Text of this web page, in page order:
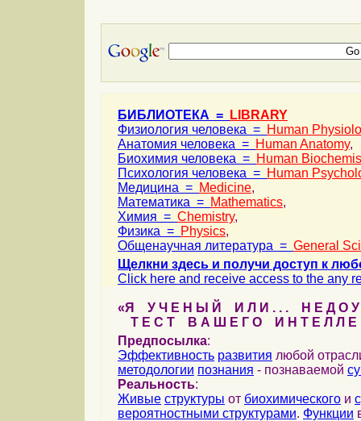
БИБЛИОТЕКА =
LIBRARY
Физиология человека = Human
Анатомия человека = Human Anatomy,
Биохимия человека = Human
Психология человека = Human
Медицина = Medicine,
Математика = Mathematics,
Химия = Chemistry,
Физика = Physics,
Общенаучная литература = General
Щелкни здесь и получи доступ к
Click here and receive access to the any
«Я У Ч Е Н Ы Й И Л И . . . Н Е Д О У
Т Е С Т В А Ш Е Г О И Н Т Е Л Л Е
Предпосылка:
Эффективность развития любой
методологии познания - познаваемой
Реальность:
Живые структуры от биохимического и
вероятностными структурами. Функции